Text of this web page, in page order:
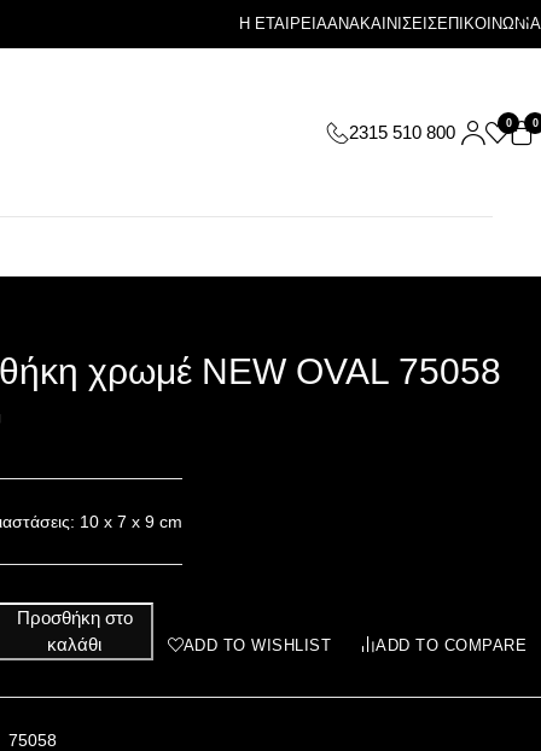
Η ΕΤΑΙΡΕΙΑΑΝΑΚΑΙΝΙΣΕΙΣΕΠΙΚΟΙΝΩΝΙΑ
2315 510 800 0 0
χρωμέ NEW OVAL 75058
10 x 7 x 9 cm
Προσθήκη στο
καλάθι
ADD TO WISHLIST ADD TO COMPARE
75058